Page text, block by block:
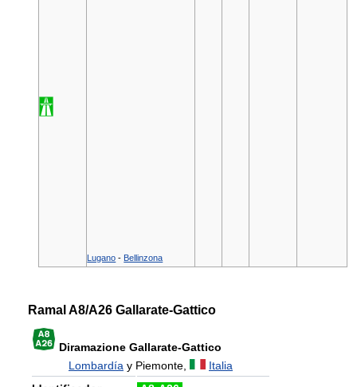
Lugano - Bellinzona
Ramal A8/A26 Gallarate-Gattico
Diramazione Gallarate-Gattico
Lombardía y Piemonte,
Italia